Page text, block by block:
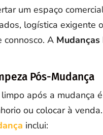
um espaço
logística exigente
connosco. A Mudanças
Pós-Mudança
após a mudança
ou colocar à
inclui: